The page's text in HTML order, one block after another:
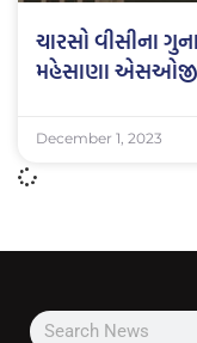
ચારસો વીસીના
મહેસાણા
December 1, 2023